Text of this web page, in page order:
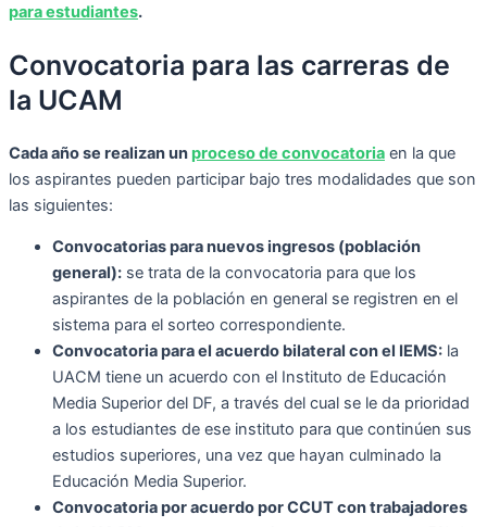
para estudiantes.
Convocatoria para las carreras de
la UCAM
Cada año se realizan unproceso de convocatoria en la que
los aspirantes pueden participar bajo tres modalidades que son
las siguientes:
Convocatorias para nuevos ingresos (población
general): se trata de la convocatoria para que los
aspirantes de la población en general se registren en el
sistema para el sorteo correspondiente.
Convocatoria para el acuerdo bilateral con el IEMS: la
UACM tiene un acuerdo con el Instituto de Educación
Media Superior del DF, a través del cual se le da prioridad
a los estudiantes de ese instituto para que continúen sus
estudios superiores, una vez que hayan culminado la
Educación Media Superior.
Convocatoria por acuerdo por CCUT con trabajadores